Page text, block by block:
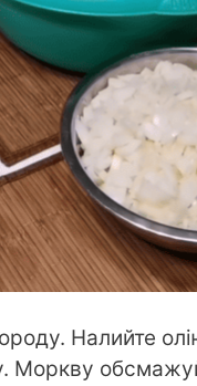
Налийте
Моркву